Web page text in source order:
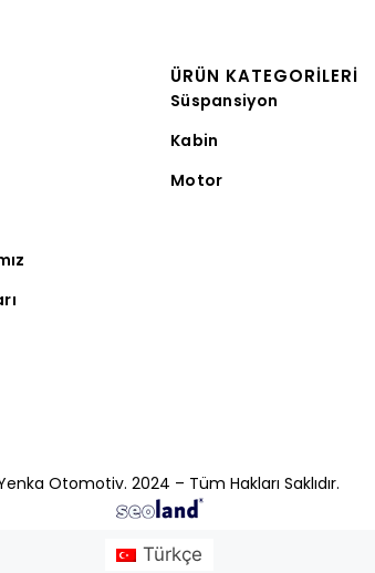
ÜRÜN KATEGORILERI
Süspansiyon
Kabin
Motor
Otomotiv. 2024 – Tüm Hakları Saklıdır.
Türkçe